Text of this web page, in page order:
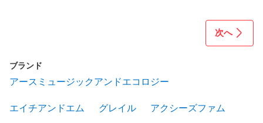
次へ
ブランド
アースミュージックアンドエコロジー
エイチアンドエム グレイル アクシーズファム